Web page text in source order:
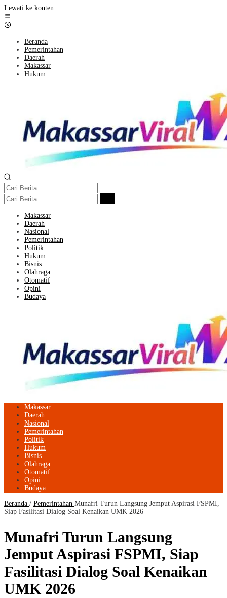
Lewati ke konten
Beranda
Pemerintahan
Daerah
Makassar
Hukum
Makassar
Daerah
Nasional
Pemerintahan
Politik
Hukum
Bisnis
Olahraga
Otomatif
Opini
Budaya
Makassar
Daerah
Nasional
Pemerintahan
Politik
Hukum
Bisnis
Olahraga
Otomatif
Opini
Budaya
Beranda / Pemerintahan Munafri Turun Langsung Jemput Aspirasi FSPMI,
Siap Fasilitasi Dialog Soal Kenaikan UMK 2026
Munafri Turun Langsung
Jemput Aspirasi FSPMI, Siap
Fasilitasi Dialog Soal Kenaikan
UMK 2026